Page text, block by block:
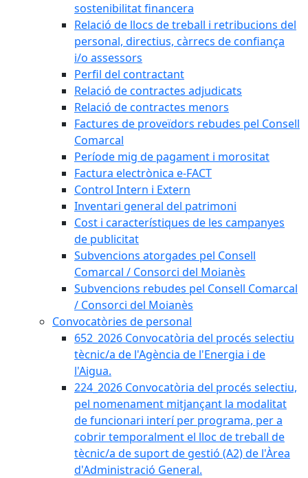
sostenibilitat financera
Relació de llocs de treball i retribucions del
personal, directius, càrrecs de confiança
i/o assessors
Perfil del contractant
Relació de contractes adjudicats
Relació de contractes menors
Factures de proveïdors rebudes pel Consell
Comarcal
Període mig de pagament i morositat
Factura electrònica e-FACT
Control Intern i Extern
Inventari general del patrimoni
Cost i característiques de les campanyes
de publicitat
Subvencions atorgades pel Consell
Comarcal / Consorci del Moianès
Subvencions rebudes pel Consell Comarcal
/ Consorci del Moianès
Convocatòries de personal
652_2026 Convocatòria del procés selectiu
tècnic/a de l'Agència de l'Energia i de
l'Aigua.
224_2026 Convocatòria del procés selectiu,
pel nomenament mitjançant la modalitat
de funcionari interí per programa, per a
cobrir temporalment el lloc de treball de
tècnic/a de suport de gestió (A2) de l'Àrea
d'Administració General.